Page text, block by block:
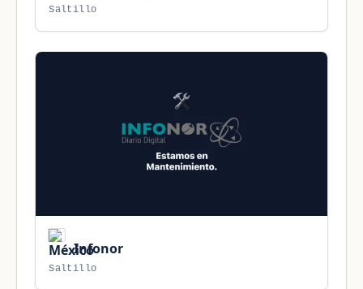
Saltillo
Infonor
Saltillo